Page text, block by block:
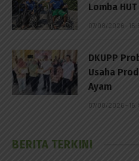
Lomba
07/08/2026 -
DKUPP
Usaha
Ayam
07/08/2026 -
BERITA TERKINI